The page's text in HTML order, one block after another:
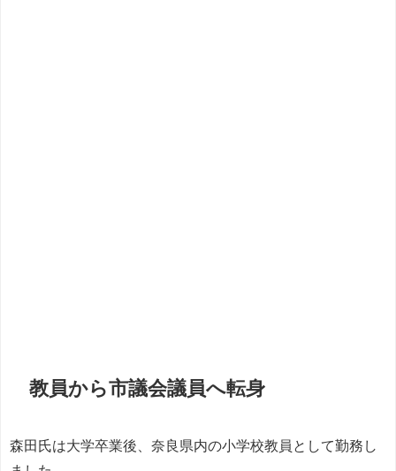
教員から市議会議員へ転身
森田氏は大学卒業後、奈良県内の小学校教員として勤務し